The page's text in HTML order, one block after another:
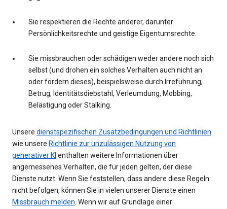
Sie respektieren die Rechte anderer, darunter
Persönlichkeitsrechte und geistige Eigentumsrechte.
Sie missbrauchen oder schädigen weder andere noch sich
selbst (und drohen ein solches Verhalten auch nicht an
oder fördern dieses), beispielsweise durch Irreführung,
Betrug, Identitätsdiebstahl, Verleumdung, Mobbing,
Belästigung oder Stalking.
Unsere dienstspezifischen Zusatzbedingungen und Richtlinien
wie unsere Richtlinie zur unzulässigen Nutzung von
generativer KI enthalten weitere Informationen über
angemessenes Verhalten, die für jeden gelten, der diese
Dienste nutzt. Wenn Sie feststellen, dass andere diese Regeln
nicht befolgen, können Sie in vielen unserer Dienste einen
Missbrauch melden. Wenn wir auf Grundlage einer